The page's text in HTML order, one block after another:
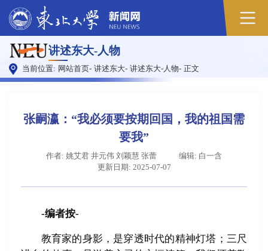
讲述东大-人物
当前位置: 网站首页- 讲述东大- 讲述东大-人物- 正文
张嗣瀛：“我必须要按期回国，我的祖国需
要我”
作者: 姚艾君 井元伟 刘颖慧 张蕾
编辑: 白一含
更新日期: 2025-07-07
-编者按-
教育家的身影，是穿透时代的精神灯塔；三尺
原